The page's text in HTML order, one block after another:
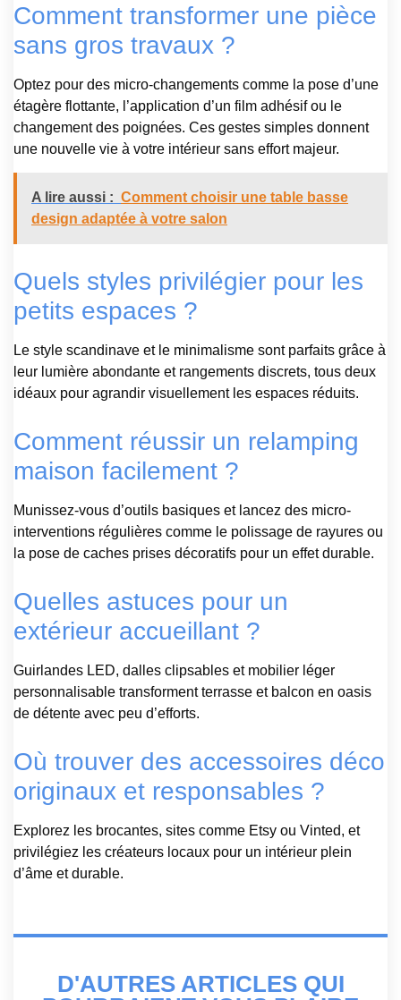
Comment transformer une pièce
sans gros travaux ?
Optez pour des micro-changements comme la pose d’une
étagère flottante, l’application d’un film adhésif ou le
changement des poignées. Ces gestes simples donnent
une nouvelle vie à votre intérieur sans effort majeur.
A lire aussi : Comment choisir une table basse
design adaptée à votre salon
Quels styles privilégier pour les
petits espaces ?
Le style scandinave et le minimalisme sont parfaits grâce à
leur lumière abondante et rangements discrets, tous deux
idéaux pour agrandir visuellement les espaces réduits.
Comment réussir un relamping
maison facilement ?
Munissez-vous d’outils basiques et lancez des micro-
interventions régulières comme le polissage de rayures ou
la pose de caches prises décoratifs pour un effet durable.
Quelles astuces pour un
extérieur accueillant ?
Guirlandes LED, dalles clipsables et mobilier léger
personnalisable transforment terrasse et balcon en oasis
de détente avec peu d’efforts.
Où trouver des accessoires déco
originaux et responsables ?
Explorez les brocantes, sites comme Etsy ou Vinted, et
privilégiez les créateurs locaux pour un intérieur plein
d’âme et durable.
D'AUTRES ARTICLES QUI